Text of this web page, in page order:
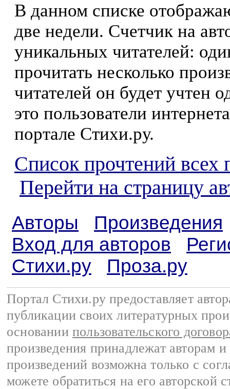
В данном списке
две недели. Счетчик на
уникальных читателей:
прочитать несколько
читателей он будет учтен
это пользователи
портале Стихи.ру.
Список прочтений всех
Перейти на страницу
Авторы
Произведения
Вход для авторов
Стихи.ру
Проза.ру
Портал Стихи.ру предоставляет
публикации своих литературных
основании пользовательского
произведения принадлежат авторам
произведений возможна только с
можете обратиться на его авторской